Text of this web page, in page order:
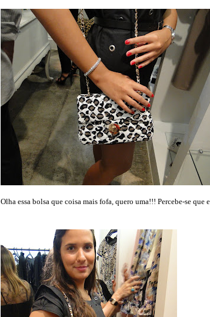
Olha essa bolsa que coisa mais fofa, quero uma!!! Percebe-se que